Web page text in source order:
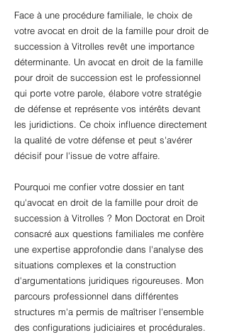
Face à une procédure familiale, le choix de
votre avocat en droit de la famille pour droit de
succession à Vitrolles revêt une importance
déterminante. Un avocat en droit de la famille
pour droit de succession est le professionnel
qui porte votre parole, élabore votre stratégie
de défense et représente vos intérêts devant
les juridictions. Ce choix influence directement
la qualité de votre défense et peut s'avérer
décisif pour l'issue de votre affaire.
Pourquoi me confier votre dossier en tant
qu'avocat en droit de la famille pour droit de
succession à Vitrolles ? Mon Doctorat en Droit
consacré aux questions familiales me confère
une expertise approfondie dans l'analyse des
situations complexes et la construction
d'argumentations juridiques rigoureuses. Mon
parcours professionnel dans différentes
structures m'a permis de maîtriser l'ensemble
des configurations judiciaires et procédurales.